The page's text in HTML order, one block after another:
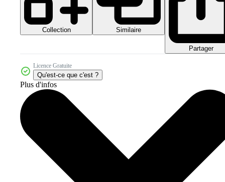
Collection Similaire
Partager
Licence Gratuite
Qu'est-ce que c'est ?
Plus d'infos